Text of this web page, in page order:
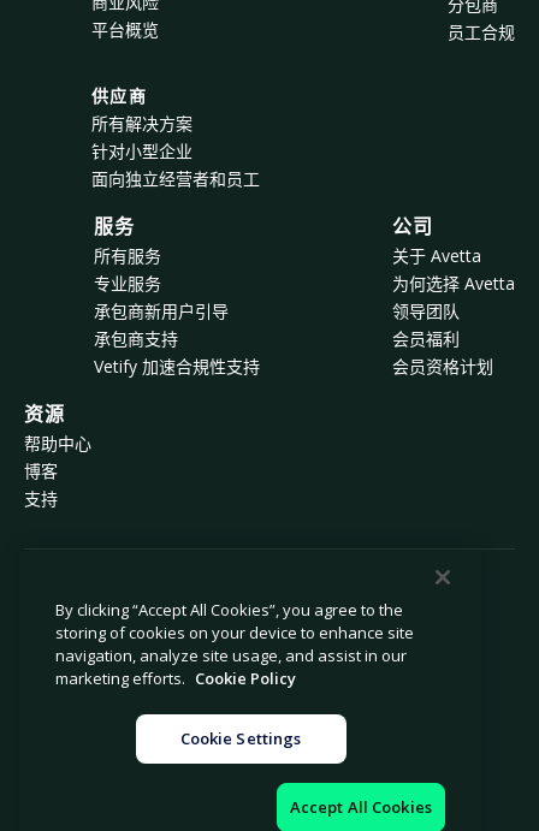
平台概览
供应商
所有解决方案
针对小型企业
面向独立经营者和员工
员工合规
服务
所有服务
专业服务
承包商新用户引导
承包商支持
Vetify 加速合規性支持
公司
关于 Avetta
为何选择 Avetta
领导团队
会员福利
会员资格计划
资源
帮助中心
博客
支持
© 2026 Avetta, LLC 版权所有。
隐私政策
Cookie 政策
禁止出售或共享我的个人信息
By clicking “Accept All Cookies”, you agree to the
storing of cookies on your device to enhance site
navigation, analyze site usage, and assist in our
marketing efforts. Cookie Policy
Cookie Settings
Accept All Cookies